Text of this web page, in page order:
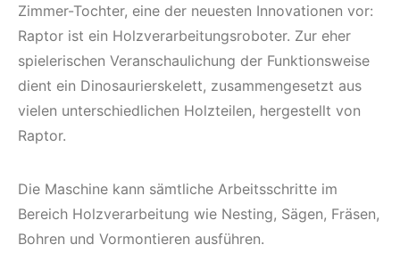
Zimmer-Tochter, eine der neuesten Innovationen vor:
Raptor ist ein Holzverarbeitungsroboter. Zur eher
spielerischen Veranschaulichung der Funktionsweise
dient ein Dinosaurierskelett, zusammengesetzt aus
vielen unterschiedlichen Holzteilen, hergestellt von
Raptor.
Die Maschine kann sämtliche Arbeitsschritte im
Bereich Holzverarbeitung wie Nesting, Sägen, Fräsen,
Bohren und Vormontieren ausführen.